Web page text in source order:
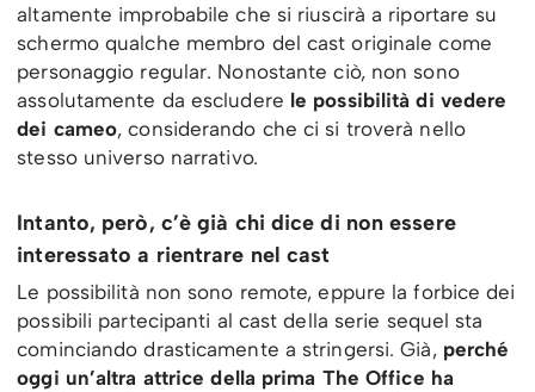
altamente improbabile che si riuscirà a riportare su
schermo qualche membro del cast originale come
personaggio regular. Nonostante ciò, non sono
assolutamente da escludere le possibilità di vedere
dei cameo, considerando che ci si troverà nello
stesso universo narrativo.
Intanto, però, c’è già chi dice di non essere
interessato a rientrare nel cast
Le possibilità non sono remote, eppure la forbice dei
possibili partecipanti al cast della serie sequel sta
cominciando drasticamente a stringersi. Già, perché
oggi un’altra attrice della prima The Office ha